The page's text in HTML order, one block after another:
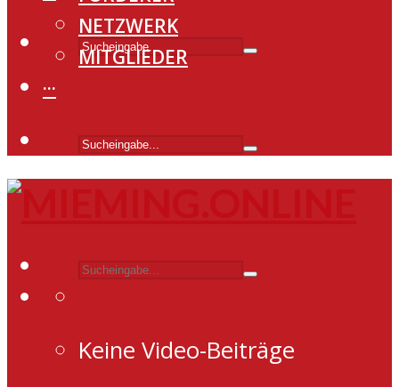
NETZWERK
MITGLIEDER
···
Keine Video-Beiträge